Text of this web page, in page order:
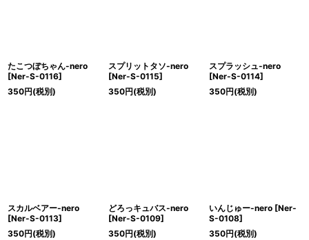
たこつぼちゃん-nero
[Ner-S-0116]
350円(税別)
スプリットタソ-nero
[Ner-S-0115]
350円(税別)
スプラッシュ-nero
[Ner-S-0114]
350円(税別)
スカルベアー-nero
[Ner-S-0113]
350円(税別)
どろっキュバス-nero
[Ner-S-0109]
350円(税別)
いんじゅー-nero [Ner-
S-0108]
350円(税別)